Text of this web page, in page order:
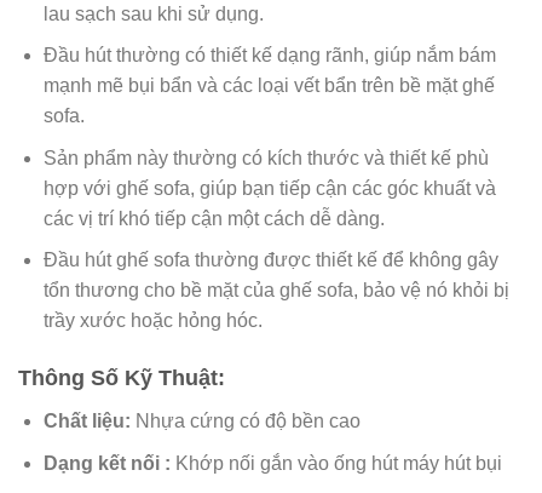
lau sạch sau khi sử dụng.
Đầu hút thường có thiết kế dạng rãnh, giúp nắm bám
mạnh mẽ bụi bẩn và các loại vết bẩn trên bề mặt ghế
sofa.
Sản phẩm này thường có kích thước và thiết kế phù
hợp với ghế sofa, giúp bạn tiếp cận các góc khuất và
các vị trí khó tiếp cận một cách dễ dàng.
Đầu hút ghế sofa thường được thiết kế để không gây
tổn thương cho bề mặt của ghế sofa, bảo vệ nó khỏi bị
trầy xước hoặc hỏng hóc.
Thông Số Kỹ Thuật:
Chất liệu: Nhựa cứng có độ bền cao
Dạng kết nối : Khớp nối gắn vào ống hút máy hút bụi